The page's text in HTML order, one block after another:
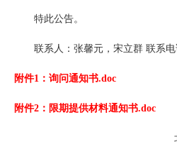
特此公告。
联系人：张馨元，宋立群 联系电
附件1：询问通知书.doc
附件2：限期提供材料通知书.doc
北